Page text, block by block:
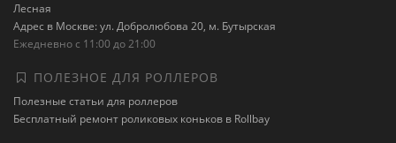
Лесная
Адрес в Москве: ул. Добролюбова 20, м. Бутырская
Ежедневно с 11:00 до 21:00
ПОЛЕЗНОЕ ДЛЯ РОЛЛЕРОВ
Полезные статьи для роллеров
Бесплатный ремонт роликовых коньков в Rollbay